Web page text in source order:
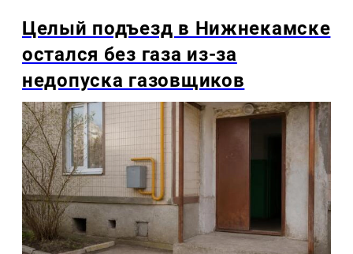
Целый подъезд в Нижнекамске
остался без газа из-за
недопуска газовщиков